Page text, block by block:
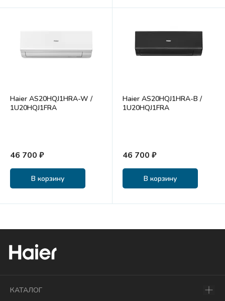
Haier AS20HQJ1HRA-W /
1U20HQJ1FRA
46 700 ₽
В корзину
Haier AS20HQJ1HRA-B /
1U20HQJ1FRA
46 700 ₽
В корзину
КАТАЛОГ